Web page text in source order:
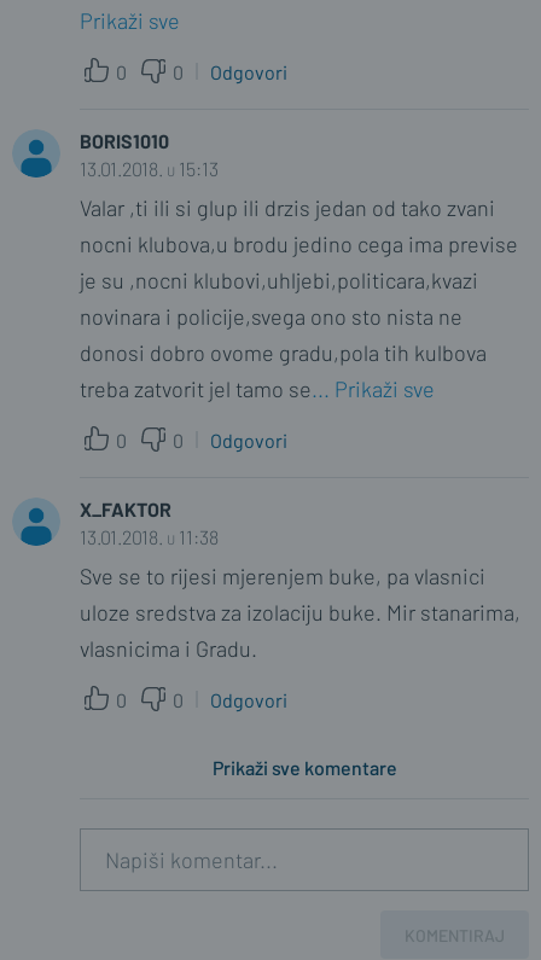
Prikaži sve
0 0 Odgovori
BORIS1010
13.01.2018. u 15:13
Valar ,ti ili si glup ili drzis jedan od tako zvani
nocni klubova,u brodu jedino cega ima previse
je su ,nocni klubovi,uhljebi,politicara,kvazi
novinara i policije,svega ono sto nista ne
donosi dobro ovome gradu,pola tih kulbova
treba zatvorit jel tamo se... Prikaži sve
0 0 Odgovori
X_FAKTOR
13.01.2018. u 11:38
Sve se to rijesi mjerenjem buke, pa vlasnici
uloze sredstva za izolaciju buke. Mir stanarima,
vlasnicima i Gradu.
0 0 Odgovori
Prikaži sve komentare
KOMENTIRAJ